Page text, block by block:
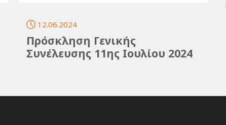
12.06.2024
Πρόσκληση Γενικής
Συνέλευσης 11ης Ιουλίου 2024